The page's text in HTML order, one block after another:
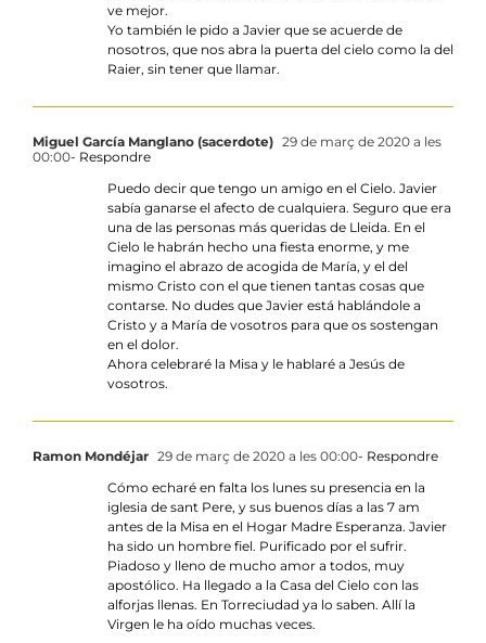
ve mejor.
Yo también le pido a Javier que se acuerde de
nosotros, que nos abra la puerta del cielo como la del
Raier, sin tener que llamar.
Miguel García Manglano (sacerdote) 29 de març de 2020 a les
00:00- Respondre
Puedo decir que tengo un amigo en el Cielo. Javier
sabía ganarse el afecto de cualquiera. Seguro que era
una de las personas más queridas de Lleida. En el
Cielo le habrán hecho una fiesta enorme, y me
imagino el abrazo de acogida de María, y el del
mismo Cristo con el que tienen tantas cosas que
contarse. No dudes que Javier está hablándole a
Cristo y a María de vosotros para que os sostengan
en el dolor.
Ahora celebraré la Misa y le hablaré a Jesús de
vosotros.
Ramon Mondéjar 29 de març de 2020 a les 00:00- Respondre
Cómo echaré en falta los lunes su presencia en la
iglesia de sant Pere, y sus buenos días a las 7 am
antes de la Misa en el Hogar Madre Esperanza. Javier
ha sido un hombre fiel. Purificado por el sufrir.
Piadoso y lleno de mucho amor a todos, muy
apostólico. Ha llegado a la Casa del Cielo con las
alforjas llenas. En Torreciudad ya lo saben. Allí la
Virgen le ha oído muchas veces.